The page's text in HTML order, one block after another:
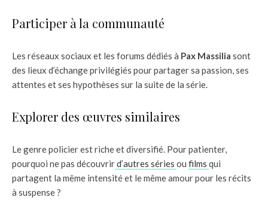
Participer à la communauté
Les réseaux sociaux et les forums dédiés à Pax Massilia sont
des lieux d’échange privilégiés pour partager sa passion, ses
attentes et ses hypothèses sur la suite de la série.
Explorer des œuvres similaires
Le genre policier est riche et diversifié. Pour patienter,
pourquoi ne pas découvrird’autres séries ou films qui
partagent la même intensité et le même amour pour les récits
à suspense ?